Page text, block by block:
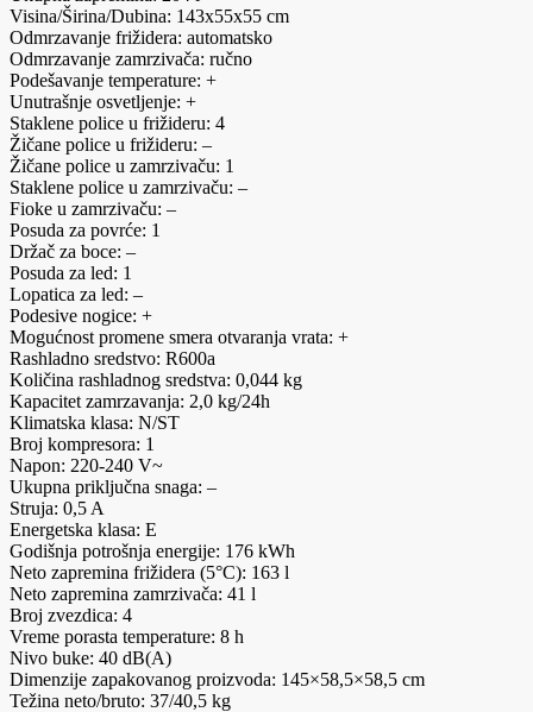
Visina/Širina/Dubina: 143x55x55 cm
Odmrzavanje frižidera: automatsko
Odmrzavanje zamrzivača: ručno
Podešavanje temperature: +
Unutrašnje osvetljenje: +
Staklene police u frižideru: 4
Žičane police u frižideru: –
Žičane police u zamrzivaču: 1
Staklene police u zamrzivaču: –
Fioke u zamrzivaču: –
Posuda za povrće: 1
Držač za boce: –
Posuda za led: 1
Lopatica za led: –
Podesive nogice: +
Mogućnost promene smera otvaranja vrata: +
Rashladno sredstvo: R600a
Količina rashladnog sredstva: 0,044 kg
Kapacitet zamrzavanja: 2,0 kg/24h
Klimatska klasa: N/ST
Broj kompresora: 1
Napon: 220-240 V~
Ukupna priključna snaga: –
Struja: 0,5 A
Energetska klasa: E
Godišnja potrošnja energije: 176 kWh
Neto zapremina frižidera (5°C): 163 l
Neto zapremina zamrzivača: 41 l
Broj zvezdica: 4
Vreme porasta temperature: 8 h
Nivo buke: 40 dB(A)
Dimenzije zapakovanog proizvoda: 145×58,5×58,5 cm
Težina neto/bruto: 37/40,5 kg